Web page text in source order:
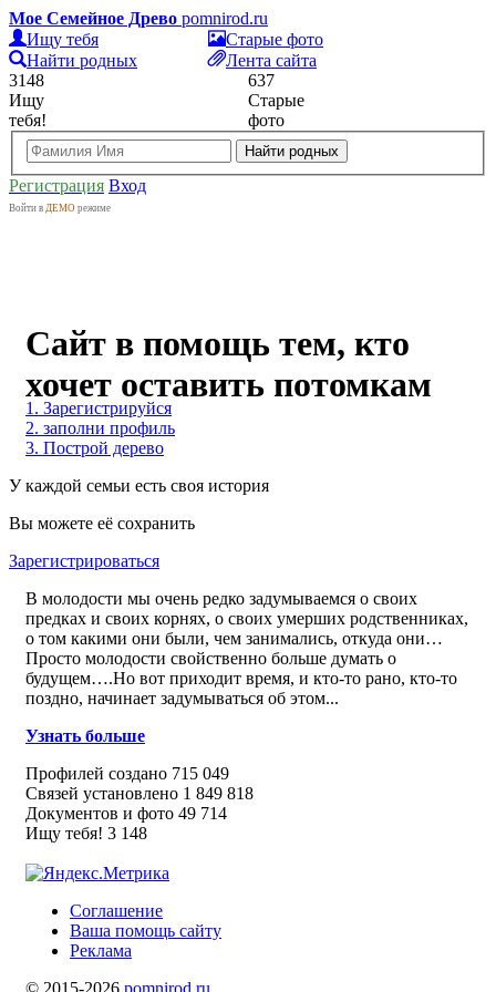
Мое Семейное Древо pomnirod.ru
Ищу тебя
Старые фото
Найти родных
Лента сайта
3148
Ищу
тебя!
637
Старые
фото
Найти родных
Регистрация Вход
Войти в ДЕМО режиме
Сайт в помощь тем, кто
хочет оставить потомкам
память о себе и своих
близких, узнать все о своих
предках
1. Зарегистрируйся
2. заполни профиль
3. Построй дерево
У каждой семьи есть своя история
Вы можете её сохранить
Зарегистрироваться
В молодости мы очень редко задумываемся о своих
предках и своих корнях, о своих умерших родственниках,
о том какими они были, чем занимались, откуда они…
Просто молодости свойственно больше думать о
будущем….Но вот приходит время, и кто-то рано, кто-то
поздно, начинает задумываться об этом...
Узнать больше
Профилей создано 715 049
Связей установлено 1 849 818
Документов и фото 49 714
Ищу тебя! 3 148
Соглашение
Ваша помощь сайту
Реклама
© 2015-2026 pomnirod.ru